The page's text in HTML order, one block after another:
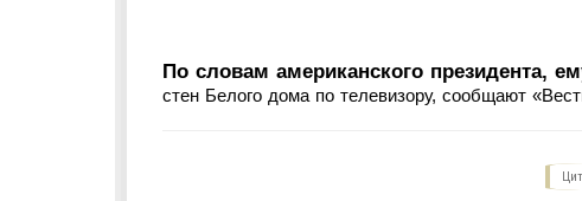
По словам американского президента,
стен Белого дома по телевизору, сообщают